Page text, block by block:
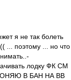
я не так болеть
... поэтому ... но что
лодку ФК СМ
В БАН НА ВВ